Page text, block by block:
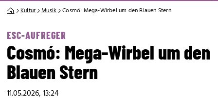
Kultur Musik Cosmó: Mega-Wirbel um den Blauen Stern
ESC-AUFREGER
Cosmó: Mega-Wirbel um den
Blauen Stern
11.05.2026, 13:24